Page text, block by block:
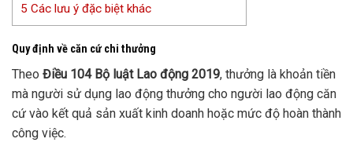
5 Các lưu ý đặc biệt khác
Quy định về căn cứ chi thưởng
Theo Điều 104 Bộ luật Lao động 2019, thưởng là khoản tiền
mà người sử dụng lao động thưởng cho người lao động căn
cứ vào kết quả sản xuất kinh doanh hoặc mức độ hoàn thành
công việc.